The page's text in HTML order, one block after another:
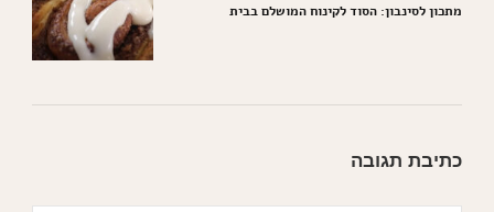
מתכון לסינבון: הסוד לקינוח המושלם בבית
כתיבת תגובה